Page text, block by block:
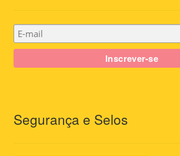
Segurança e Selos